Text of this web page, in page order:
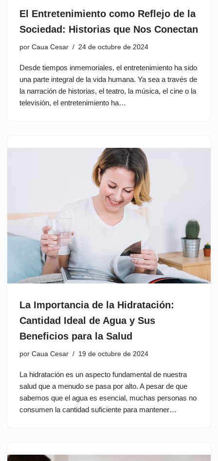
El Entretenimiento como Reflejo de la
Sociedad: Historias que Nos Conectan
por Caua Cesar 24 de octubre de 2024
Desde tiempos inmemoriales, el entretenimiento ha sido
una parte integral de la vida humana. Ya sea a través de
la narración de historias, el teatro, la música, el cine o la
televisión, el entretenimiento ha…
La Importancia de la Hidratación:
Cantidad Ideal de Agua y Sus
Beneficios para la Salud
por Caua Cesar 19 de octubre de 2024
La hidratación es un aspecto fundamental de nuestra
salud que a menudo se pasa por alto. A pesar de que
sabemos que el agua es esencial, muchas personas no
consumen la cantidad suficiente para mantener…